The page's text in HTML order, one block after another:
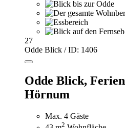
27
Odde Blick / ID: 1406
Odde Blick,
Hörnum
Max. 4 Gäste
2